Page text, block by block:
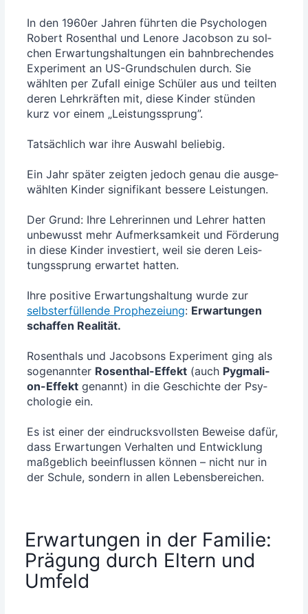
In den 1960er Jah­ren führ­ten die Psy­cho­lo­gen
Robert Rosen­thal und Len­ore Jacob­son zu sol­
chen Erwar­tungs­hal­tun­gen ein bahn­bre­chen­des
Expe­ri­ment an US-Grund­schu­len durch. Sie
wähl­ten per Zufall eini­ge Schü­ler aus und teil­ten
deren Lehr­kräf­ten mit, die­se Kin­der stün­den
kurz vor einem „Leis­tungs­sprung”.
Tat­säch­lich war ihre Aus­wahl belie­big.
Ein Jahr spä­ter zeig­ten jedoch genau die aus­ge­
wähl­ten Kin­der signi­fi­kant bes­se­re Leis­tun­gen.
Der Grund: Ihre Leh­re­rin­nen und Leh­rer hat­ten
unbe­wusst mehr Auf­merk­sam­keit und För­de­rung
in die­se Kin­der inves­tiert, weil sie deren Leis­
tungs­sprung erwar­tet hat­ten.
Ihre posi­ti­ve Erwar­tungs­hal­tung wur­de zur
selbst­er­fül­len­de Pro­phe­zei­ung: Erwar­tun­gen
schaf­fen Rea­li­tät.
Rosenthals und Jacob­sons Expe­ri­ment ging als
soge­nann­ter Rosen­thal-Effekt (auch Pyg­ma­li­
on-Effekt genannt) in die Geschich­te der Psy­
cho­lo­gie ein.
Es ist einer der ein­drucks­volls­ten Bewei­se dafür,
dass Erwar­tun­gen Ver­hal­ten und Ent­wick­lung
maß­geb­lich beein­flus­sen kön­nen – nicht nur in
der Schu­le, son­dern in allen Lebensbereichen.
Erwartungen in der Familie:
Prägung durch Eltern und
Umfeld